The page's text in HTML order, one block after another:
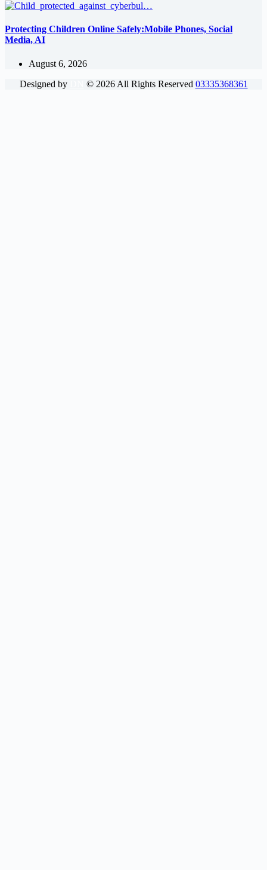
Protecting Children Online Safely:Mobile Phones, Social
Media, AI
August 6, 2026
Designed by
© 2026All Rights Reserved 03335368361